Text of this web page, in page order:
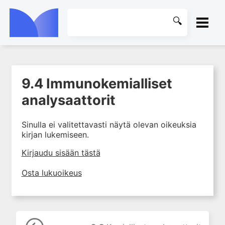
KIRJASTO
1. Laboratoriotoiminta
suomalaisessa
terveydenhuollossa
2. Preanalytiikka ja
näytteenotto
4. Raskaudenaikaiset
erityispiirteet ja keskeiset
raskaushäiriöt
5. Laboratoriolääketiede
6. Ikääntymisen ja vanhuuden
9.4 Immunokemialliset
analysaattorit
Sinulla ei valitettavasti näytä olevan oikeuksia
kirjan lukemiseen.
Kirjaudu sisään tästä
Osta lukuoikeus